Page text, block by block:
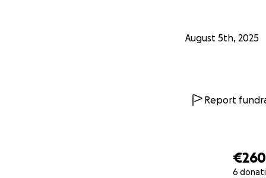
€260
6
August 5th, 2025
Report